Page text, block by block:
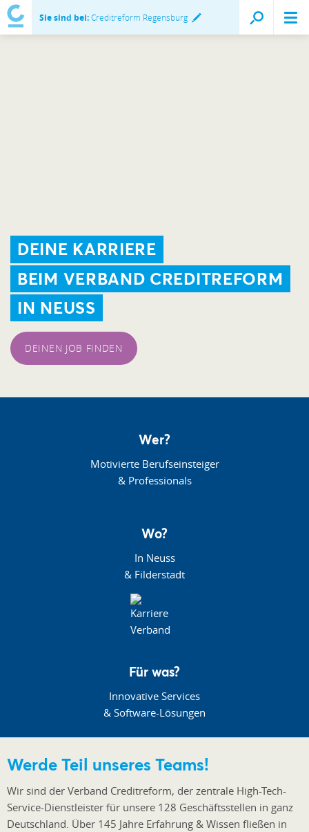
Sie sind bei:Creditreform Regensburg
DEINE KARRIERE
BEIM VERBAND CREDITREFORM
IN NEUSS
DEINEN JOB FINDEN
Wer?
Motivierte Berufseinsteiger
& Professionals
Wo?
In Neuss
& Filderstadt
Für was?
Innovative Services
& Software-Lösungen
Werde Teil unseres Teams!
Wir sind der Verband Creditreform, der zentrale High-Tech-
Service-Dienstleister für unsere 128 Geschäftsstellen in ganz
Deutschland. Über 145 Jahre Erfahrung & Wissen fließen in